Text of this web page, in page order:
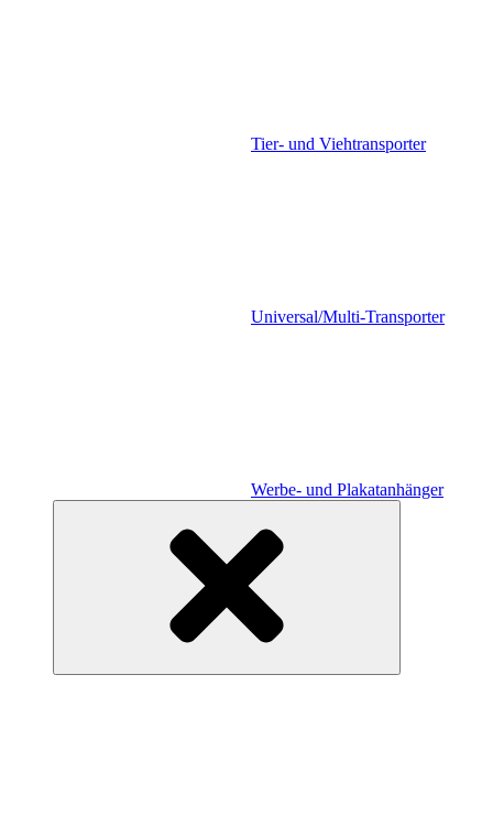
Tier- und Viehtransporter
Universal/Multi-Transporter
Werbe- und Plakatanhänger